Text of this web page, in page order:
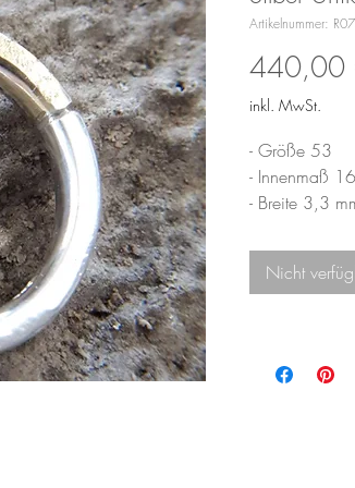
Artikelnummer:
440,00
inkl. MwSt.
- Größe 53
- Innenmaß
- Breite 3,3
Nicht